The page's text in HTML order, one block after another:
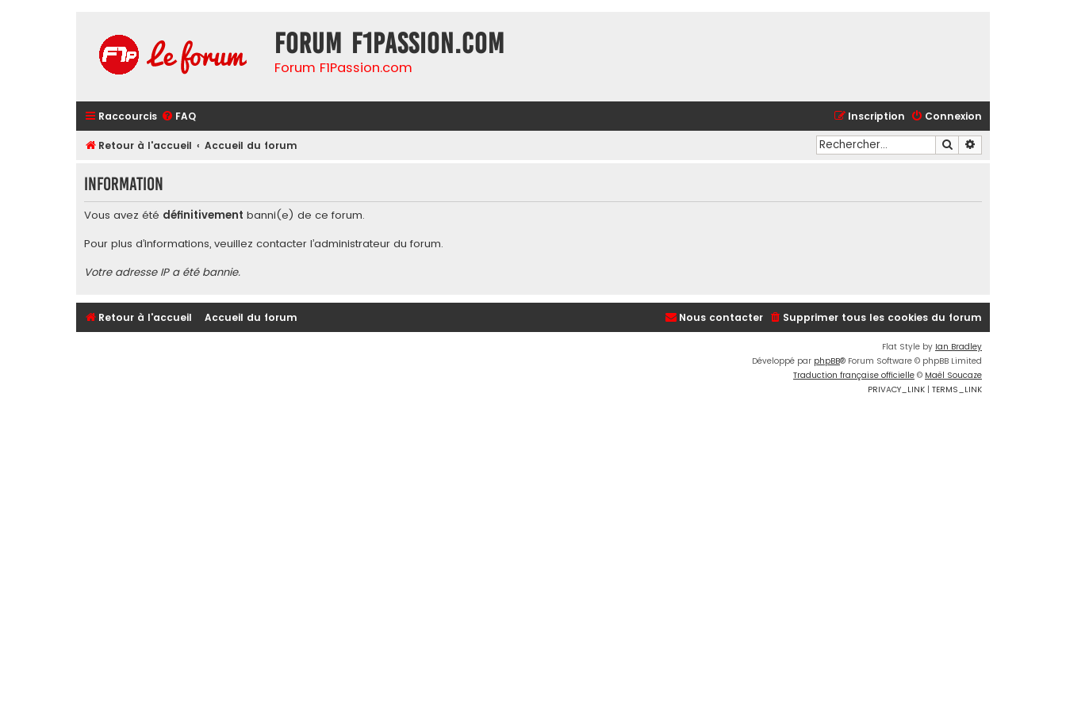
Forum F1Passion.com
Forum F1Passion.com
Raccourcis FAQ Connexion
Inscription
Retour à l'accueil Accueil du forum Rechercher
Information
Vous avez été définitivement banni(e) de ce forum.
Pour plus d’informations, veuillez contacter l’administrateur du forum.
Votre adresse IP a été bannie.
Retour à l'accueil Accueil du forum Supprimer tous les cookies du forum
Nous contacter
Flat Style by Ian Bradley
Développé par phpBB® Forum Software © phpBB Limited
Traduction française officielle © Maël Soucaze
PRIVACY_LINK | TERMS_LINK